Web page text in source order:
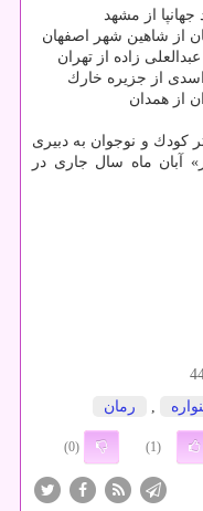
كودك و نوجوان به دبیری
آبان ماه سال جاری در
رمان
(1)
(0)